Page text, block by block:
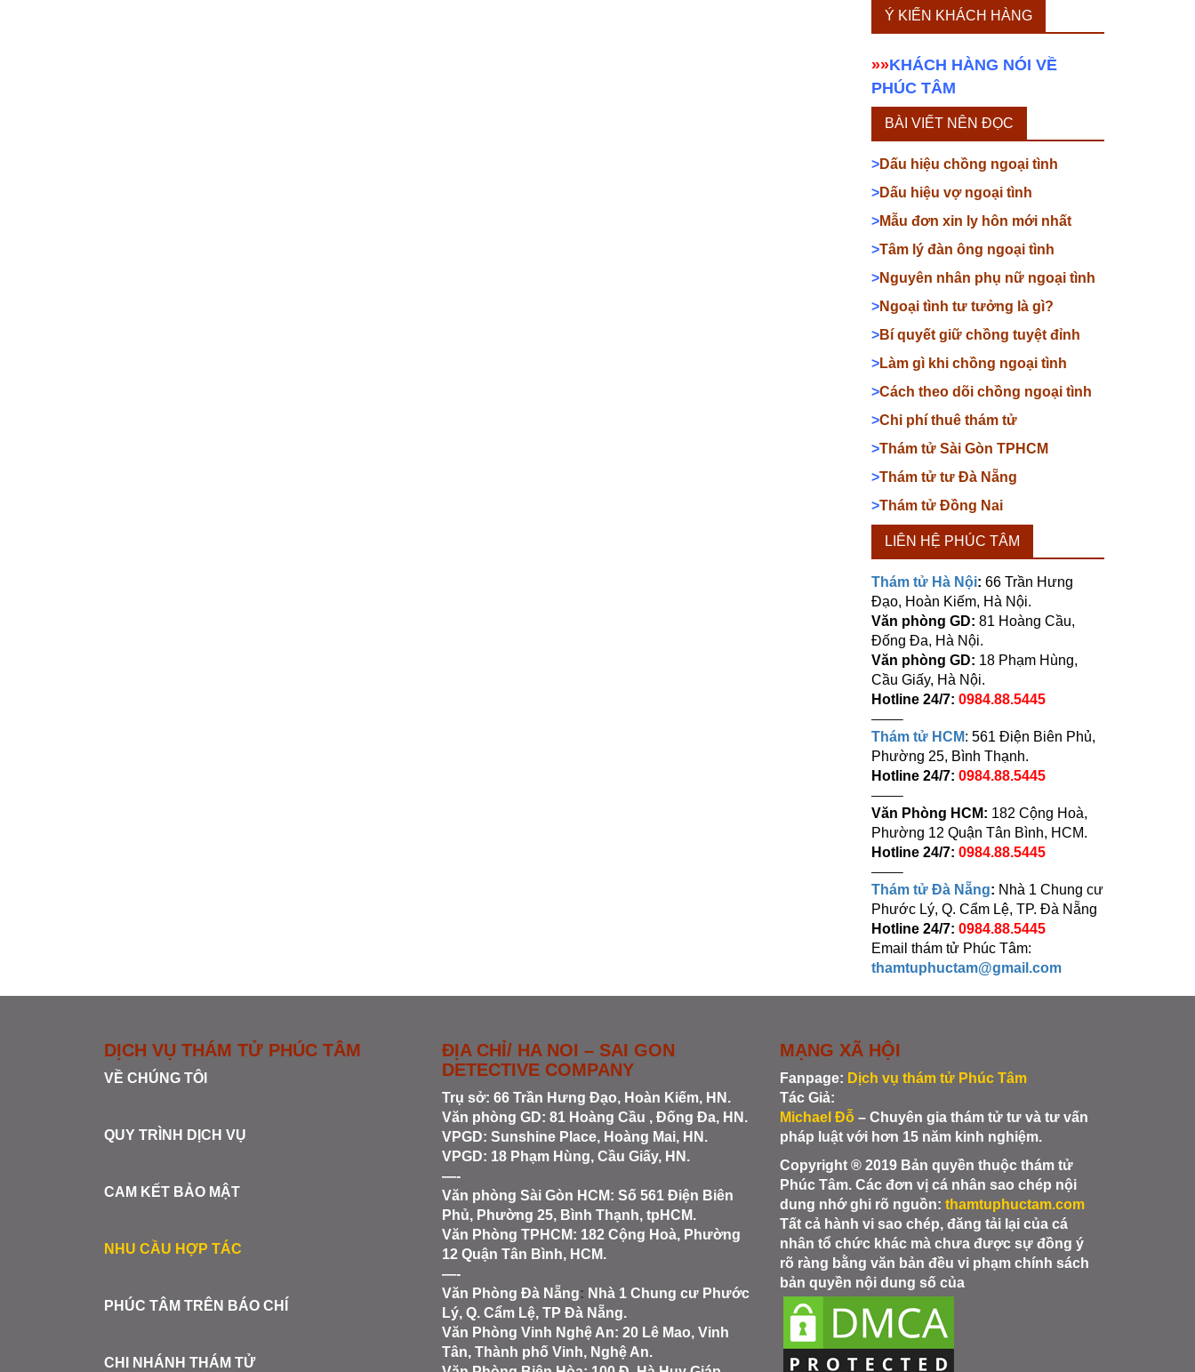
Ý KIẾN KHÁCH HÀNG
»»KHÁCH HÀNG NÓI VỀ
PHÚC TÂM
BÀI VIẾT NÊN ĐỌC
>Dấu hiệu chồng ngoại tình
>Dấu hiệu vợ ngoại tình
>Mẫu đơn xin ly hôn mới nhất
>Tâm lý đàn ông ngoại tình
>Nguyên nhân phụ nữ ngoại tình
>Ngoại tình tư tưởng là gì?
>Bí quyết giữ chồng tuyệt đỉnh
>Làm gì khi chồng ngoại tình
>Cách theo dõi chồng ngoại tình
>Chi phí thuê thám tử
>Thám tử Sài Gòn TPHCM
>Thám tử tư Đà Nẵng
>Thám tử Đồng Nai
LIÊN HỆ PHÚC TÂM
Thám tử Hà Nội: 66 Trần Hưng
Đạo, Hoàn Kiếm, Hà Nội.
Văn phòng GD: 81 Hoàng Cầu,
Đống Đa, Hà Nội.
Văn phòng GD: 18 Phạm Hùng,
Cầu Giấy, Hà Nội.
Hotline 24/7: 0984.88.5445
——–
Thám tử HCM: 561 Điện Biên Phủ,
Phường 25, Bình Thạnh.
Hotline 24/7: 0984.88.5445
——–
Văn Phòng HCM: 182 Cộng Hoà,
Phường 12 Quận Tân Bình, HCM.
Hotline 24/7: 0984.88.5445
——–
Thám tử Đà Nẵng: Nhà 1 Chung cư
Phước Lý, Q. Cẩm Lệ, TP. Đà Nẵng
Hotline 24/7: 0984.88.5445
Email thám tử Phúc Tâm:
thamtuphuctam@gmail.com
DỊCH VỤ THÁM TỬ PHÚC TÂM
VỀ CHÚNG TÔI
QUY TRÌNH DỊCH VỤ
CAM KẾT BẢO MẬT
NHU CẦU HỢP TÁC
PHÚC TÂM TRÊN BÁO CHÍ
CHI NHÁNH THÁM TỬ
ĐỊA CHỈ/ HA NOI – SAI GON
DETECTIVE COMPANY
Trụ sở: 66 Trần Hưng Đạo, Hoàn Kiếm, HN.
Văn phòng GD: 81 Hoàng Cầu , Đống Đa, HN.
VPGD: Sunshine Place, Hoàng Mai, HN.
VPGD: 18 Phạm Hùng, Cầu Giấy, HN.
—-
Văn phòng Sài Gòn HCM: Số 561 Điện Biên
Phủ, Phường 25, Bình Thạnh, tpHCM.
Văn Phòng TPHCM: 182 Cộng Hoà, Phường
12 Quận Tân Bình, HCM.
—-
Văn Phòng Đà Nẵng: Nhà 1 Chung cư Phước
Lý, Q. Cẩm Lệ, TP Đà Nẵng.
Văn Phòng Vinh Nghệ An: 20 Lê Mao, Vinh
Tân, Thành phố Vinh, Nghệ An.
MẠNG XÃ HỘI
Fanpage: Dịch vụ thám tử Phúc Tâm
Tác Giả:
Michael Đỗ – Chuyên gia thám tử tư và tư vấn
pháp luật với hơn 15 năm kinh nghiệm.
Copyright ® 2019 Bản quyền thuộc thám tử
Phúc Tâm. Các đơn vị cá nhân sao chép nội
dung nhớ ghi rõ nguồn: thamtuphuctam.com
Tất cả hành vi sao chép, đăng tải lại của cá
nhân tổ chức khác mà chưa được sự đồng ý
rõ ràng bằng văn bản đều vi phạm chính sách
bản quyền nội dung số của